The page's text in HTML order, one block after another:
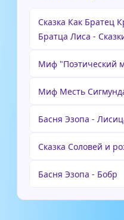
Сказка Как Братец
Братца Лиса -
Миф "Поэтический
Миф Месть
Басня Эзопа -
Сказка Соловей и
Басня Эзопа - Бобр